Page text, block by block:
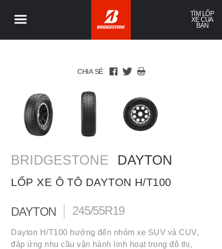
TÌM LỐP
XE CỦA
BẠN
CHIA SẺ
BRIDGESTONE DAYTON
LỐP XE Ô TÔ DAYTON H/T100
DAYTON 245/55R19
Dayton H/T100 hướng đến nhóm xe SUV và CUV,
đáp ứng nhu cầu vận hành linh hoạt trong đô thị,